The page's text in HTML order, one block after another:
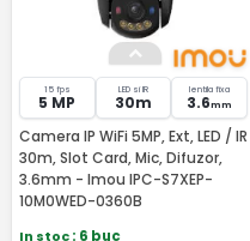
15 fps
5 MP
LED si IR
30m
lentila fixa
3.6mm
Camera IP WiFi 5MP, Ext, LED / IR
30m, Slot Card, Mic, Difuzor,
3.6mm - Imou IPC-S7XEP-
10M0WED-0360B
In stoc: 6 buc